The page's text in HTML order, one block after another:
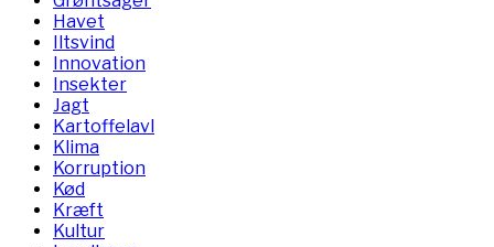
Havet
Iltsvind
Innovation
Insekter
Jagt
Kartoffelavl
Klima
Korruption
Kød
Kræft
Kultur